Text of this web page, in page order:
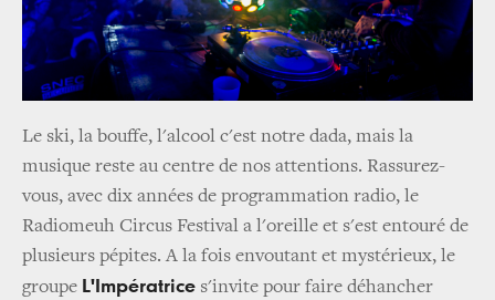
Le ski, la bouffe, l'alcool c'est notre dada, mais la
musique reste au centre de nos attentions. Rassurez-
vous, avec dix années de programmation radio, le
Radiomeuh Circus Festival a l'oreille et s'est entouré de
plusieurs pépites. A la fois envoutant et mystérieux, le
groupe L'Impératrice s'invite pour faire déhancher